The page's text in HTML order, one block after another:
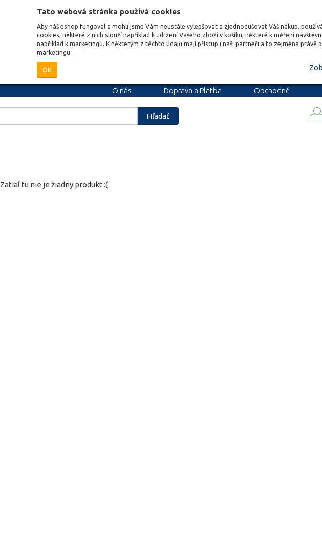
Tato webová stránka používá cookies
Aby náš eshop fungoval a mohli jsme Vám neustále vylepšovat a zjednodušovat Váš nákup,
cookies, některé z nich slouží například k udržení Vašeho zboží v košíku, některé k měření
například k marketingu. K některým z těchto údajů mají přístup i naši partneři a to zejména právě
marketingu.
OK
O nás Doprava a Platba
Obchodné
Hľadať
Zatiaľ tu nie je žiadny produkt :(